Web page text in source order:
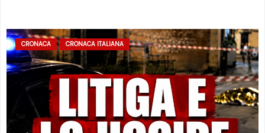
CRONACA CRONACA ITALIANA